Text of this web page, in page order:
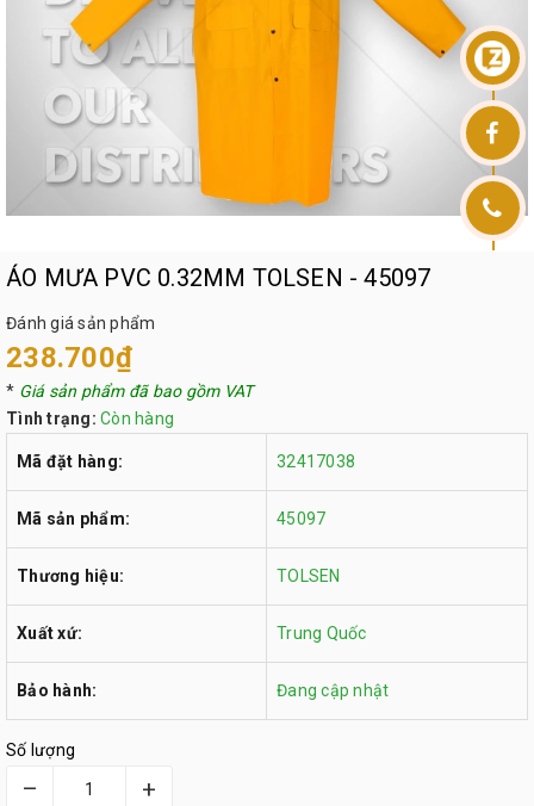
ÁO MƯA PVC 0.32MM TOLSEN - 45097
Đánh giá sản phẩm
238.700₫
* Giá sản phẩm đã bao gồm VAT
Tình trạng: Còn hàng
Mã đặt hàng: 32417038
Mã sản phẩm: 45097
Thương hiệu: TOLSEN
Xuất xứ: Trung Quốc
Bảo hành: Đang cập nhật
Số lượng
– +